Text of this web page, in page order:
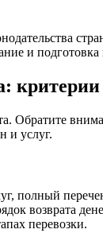
и
Обратите
и услуг.
полный
возврата
перевозки.